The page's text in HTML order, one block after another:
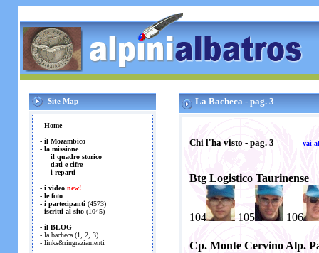
Site Map
- Home
- il Mozambico
- la missione
il quadro storico
dati e cifre
i reparti
- i video new!
- le foto
- i partecipanti (4573)
- iscritti al sito (1045)
- il BLOG
- la bacheca (1 2 3)
- links&ringraziamenti
La Bacheca - pag. 3
Chi l'ha visto - pag. 3 vai
Btg Logistico Taurinense
104 105 106
Cp. Monte Cervino Alp.